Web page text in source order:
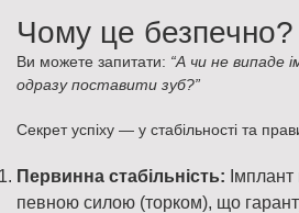
Чому це безпечно?
Ви можете запитати: “А чи не випаде
одразу поставити зуб?”
Секрет успіху — у стабільності та
Первинна стабільність: Імплант
певною силою (торком), що